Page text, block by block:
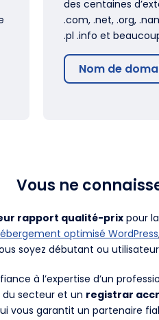
des centaines
.com, .net, .org,
.pl .info et
Nom de
Vous ne
rapport qualité-prix pour la
optimisé WordPress
soyez débutant ou
à l’expertise d’un
du secteur et un registrar
qui vous garantit un partenaire